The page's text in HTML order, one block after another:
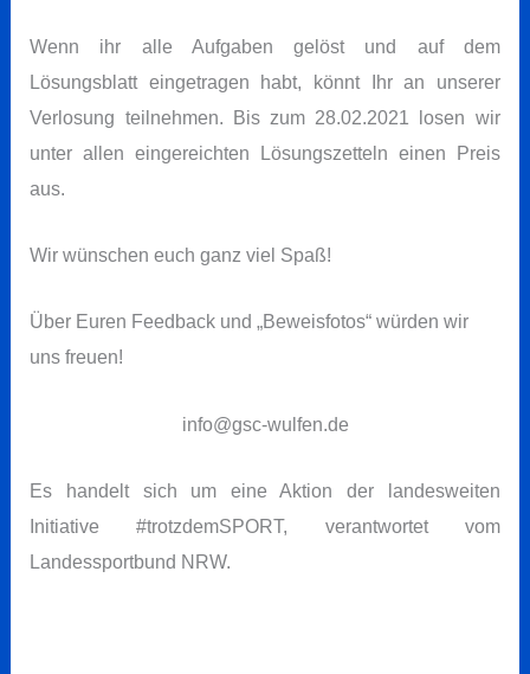
Wenn ihr alle Aufgaben gelöst und auf dem
Lösungsblatt eingetragen habt, könnt Ihr an unserer
Verlosung teilnehmen. Bis zum 28.02.2021 losen wir
unter allen eingereichten Lösungszetteln einen Preis
aus.
Wir wünschen euch ganz viel Spaß!
Über Euren Feedback und „Beweisfotos“ würden wir
uns freuen!
info@gsc-wulfen.de
Es handelt sich um eine Aktion der landesweiten
Initiative #trotzdemSPORT, verantwortet vom
Landessportbund NRW.